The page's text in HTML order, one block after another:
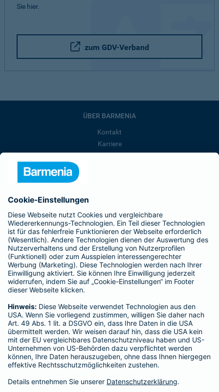
Sie hier.
zum GDV-Verband
ÜBER BARMENIA
Kontakt
Karriere
Barmenia ist Teil der BarmeniaGothaer
BELIEBTE SEITEN
Kranken-Zusatzversicherung
Tierversicherungen
Haftpflichtversicherung
Hausratversicherung
Adresse ändern
Schaden melden
Kilometerstandsmeldung
Serviceübersicht